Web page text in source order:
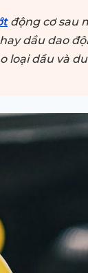
động cơ sau
dầu dao
loại dầu và